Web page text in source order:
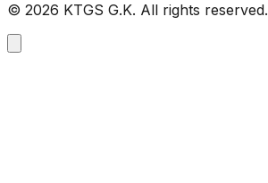
© 2026 KTGS G.K. All rights reserved.